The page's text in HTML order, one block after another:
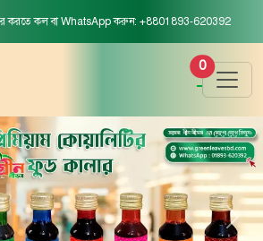
করতে কল বা WhatsApp করুন: +8801893-620392
0